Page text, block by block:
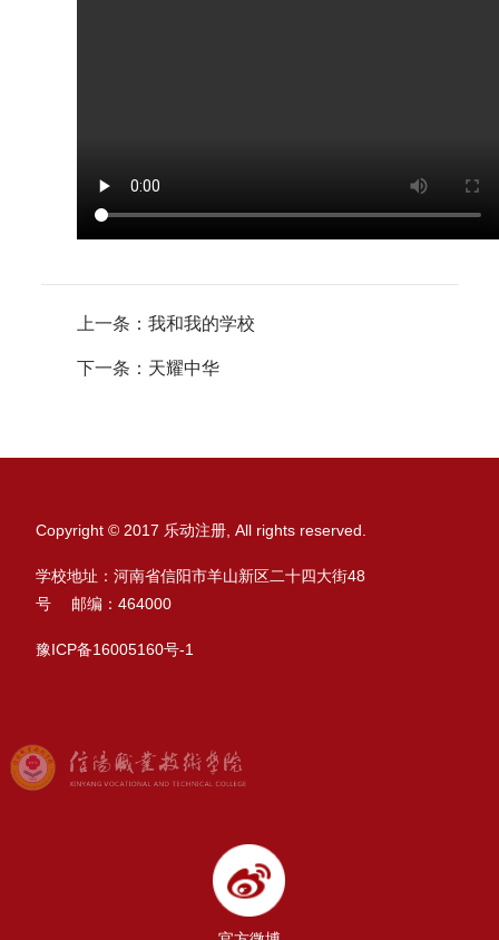
上一条： 我和我的学校
下一条： 天耀中华
Copyright © 2017 乐动注册, All rights reserved.
学校地址：河南省信阳市羊山新区二十四大街48
号 邮编：464000
豫ICP备16005160号-1